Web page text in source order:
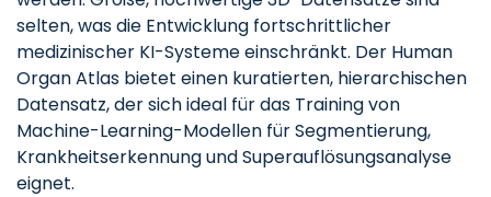
selten, was die Entwicklung fortschrittlicher
medizinischer KI-Systeme einschränkt. Der Human
Organ Atlas bietet einen kuratierten, hierarchischen
Datensatz, der sich ideal für das Training von
Machine-Learning-Modellen für Segmentierung,
Krankheitserkennung und Superauflösungsanalyse
eignet.